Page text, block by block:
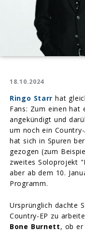
18.10.2024
Ringo Starr hat
Fans: Zum einen hat
angekündigt und
um noch ein
hat sich in Spuren
gezogen (zum
zweites Soloprojekt "
aber ab dem 10.
Programm.
Ursprünglich dachte
Country-EP zu
Bone Burnett, ob